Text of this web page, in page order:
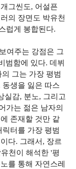
그씬도, 어설픈
의 장면도 박유천
럽게 봉합된다.
여주는 강점은 그
범함에 있다. 데뷔
그는 가장 평범
생을 잃은 따스
실감, 분노, 그리고
가는 젊은 남자의
존재할 것만 같
터를 가장 평범
다. 그래서, 장르
천이 해석한 '평
를 통해 자연스레